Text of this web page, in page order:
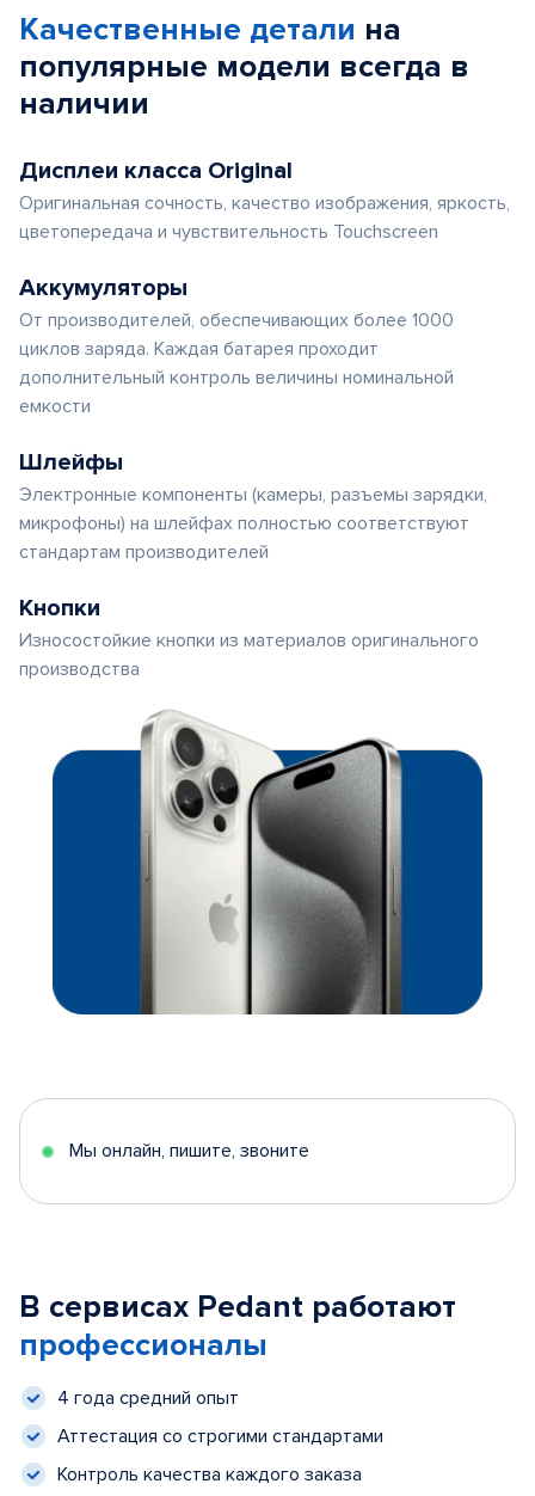
Качественные детали на
популярные модели всегда в
наличии
Дисплеи класса Original
Оригинальная сочность, качество изображения, яркость,
цветопередача и чувствительность Touchscreen
Аккумуляторы
От производителей, обеспечивающих более 1000
циклов заряда. Каждая батарея проходит
дополнительный контроль величины номинальной
емкости
Шлейфы
Электронные компоненты (камеры, разъемы зарядки,
микрофоны) на шлейфах полностью соответствуют
стандартам производителей
Кнопки
Износостойкие кнопки из материалов оригинального
производства
Мы онлайн, пишите, звоните
В сервисах Pedant работают
профессионалы
4 года средний опыт
Аттестация со строгими стандартами
Контроль качества каждого заказа